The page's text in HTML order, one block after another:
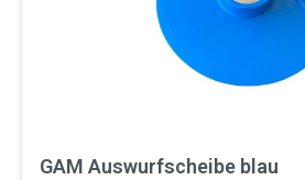
GAM Auswurfscheibe blau